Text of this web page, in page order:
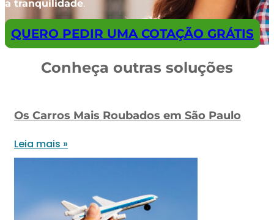
a tranquilidade.
QUERO PEDIR UMA COTAÇÃO GRÁTIS
Conheça outras soluções
Os Carros Mais Roubados em São Paulo
Leia mais »